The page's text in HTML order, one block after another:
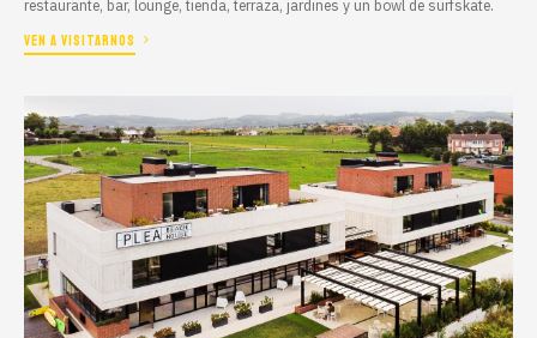
restaurante, bar, lounge, tienda, terraza, jardines y un bowl de surfskate.
VEN A VISITARNOS